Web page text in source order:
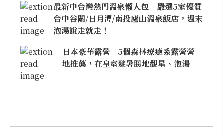
最新中台灣熱門溫泉懶人包｜嚴選5家優質
台中谷關/日月潭/南投廬山溫泉飯店，週末
泡湯說走就走！
日本豪華露營｜5個森林療癒系露營營
地推薦，在皇室避暑勝地觀星、泡湯